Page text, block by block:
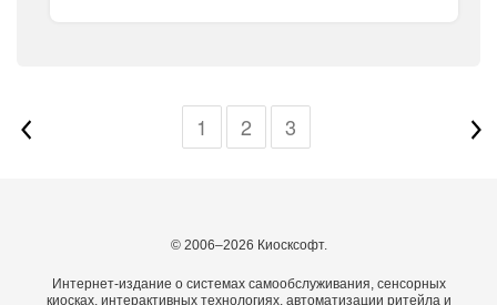
1 2 3
© 2006–2026 Киосксофт.
Интернет-издание о системах самообслуживания, сенсорных
киосках, интерактивных технологиях, автоматизации ритейла и